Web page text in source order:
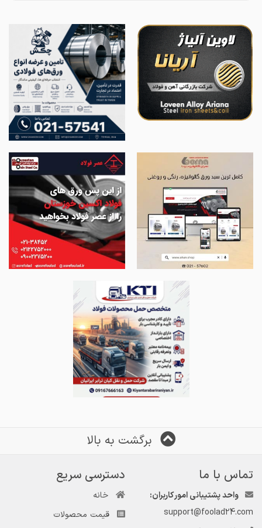
برگشت به بالا
تماس با ما
واحد پشتیبانی امور کاربران:
support@foolad24.com
دسترسی سریع
خانه
قیمت محصولات